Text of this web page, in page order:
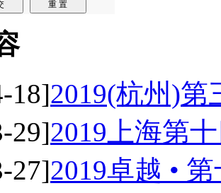
18]2019(杭州)
29]2019上海第
27]2019卓越 •